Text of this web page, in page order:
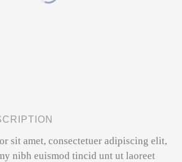
sit amet, consectetuer adipiscing elit,
nibh euismod tincid unt ut laoreet